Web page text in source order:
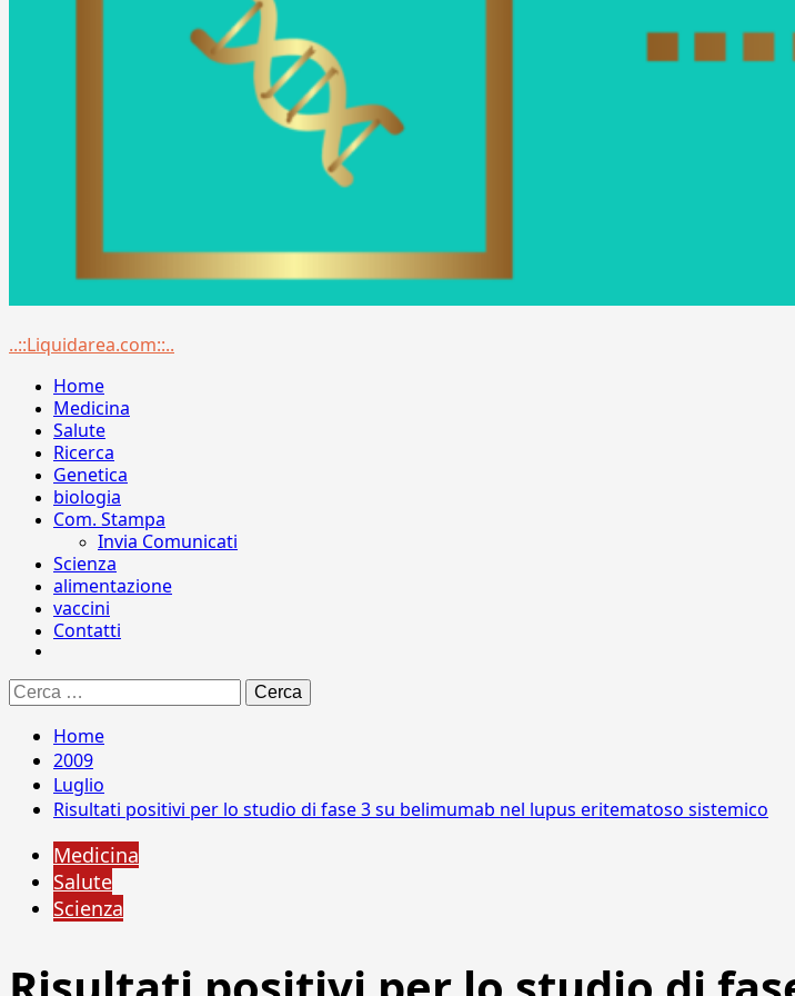
Menu
..::Liquidarea.com::..
Home
Medicina
Salute
Ricerca
Genetica
biologia
Com. Stampa
Invia Comunicati
Scienza
alimentazione
vaccini
Contatti
Ricerca
per:
Home
2009
Luglio
Risultati positivi per lo studio di fase 3 su belimumab nel lupus eritematoso sistemico
Medicina
Salute
Scienza